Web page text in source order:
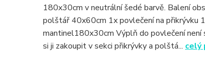
180x30cm v neutrální šedé barvě. Balení
polštář 40x60cm 1x povlečení na přikrývku
mantinel180x30cm Výplň do povlečení není
si ji zakoupit v sekci přikrývky a polštá... celý